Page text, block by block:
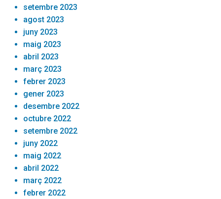
setembre 2023
agost 2023
juny 2023
maig 2023
abril 2023
març 2023
febrer 2023
gener 2023
desembre 2022
octubre 2022
setembre 2022
juny 2022
maig 2022
abril 2022
març 2022
febrer 2022